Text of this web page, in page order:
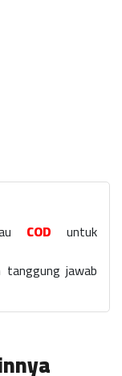
COD untuk
tanggung jawab